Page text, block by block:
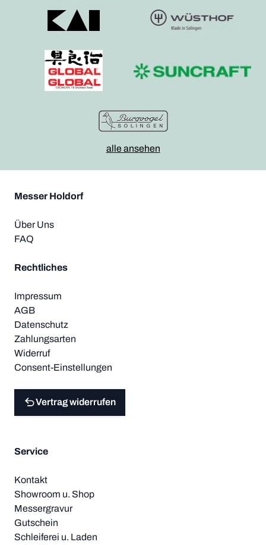
alle ansehen
Messer Holdorf
Über Uns
FAQ
Rechtliches
Impressum
AGB
Datenschutz
Zahlungsarten
Widerruf
Consent-Einstellungen
Vertrag widerrufen
Service
Kontakt
Showroom u. Shop
Messergravur
Gutschein
Schleiferei u. Laden